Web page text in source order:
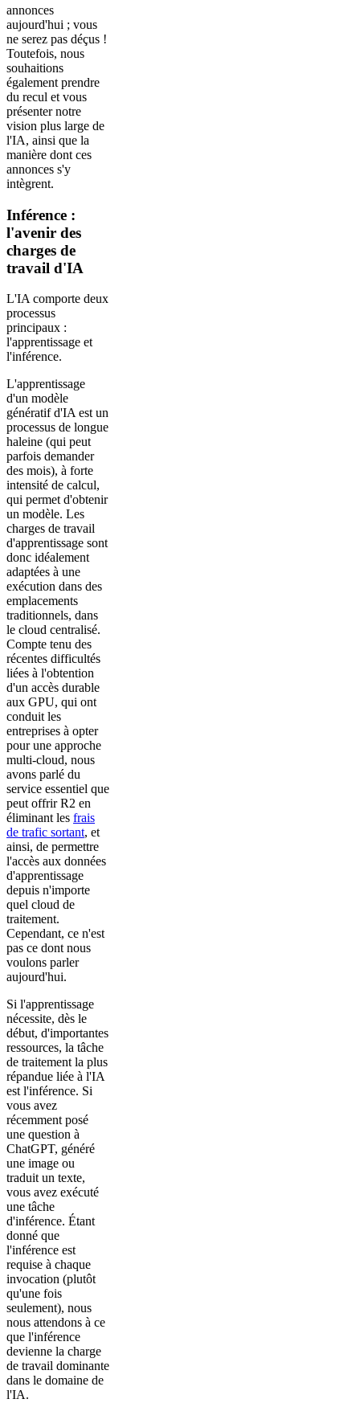
annonces
aujourd'hui ; vous
ne serez pas déçus !
Toutefois, nous
souhaitions
également prendre
du recul et vous
présenter notre
vision plus large de
l'IA, ainsi que la
manière dont ces
annonces s'y
intègrent.
Inférence :
l'avenir des
charges de
travail d'IA
L'IA comporte deux
processus
principaux :
l'apprentissage et
l'inférence.
L'apprentissage
d'un modèle
génératif d'IA est un
processus de longue
haleine (qui peut
parfois demander
des mois), à forte
intensité de calcul,
qui permet d'obtenir
un modèle. Les
charges de travail
d'apprentissage sont
donc idéalement
adaptées à une
exécution dans des
emplacements
traditionnels, dans
le cloud centralisé.
Compte tenu des
récentes difficultés
liées à l'obtention
d'un accès durable
aux GPU, qui ont
conduit les
entreprises à opter
pour une approche
multi-cloud, nous
avons parlé du
service essentiel que
peut offrir R2 en
éliminant les frais
de trafic sortant, et
ainsi, de permettre
l'accès aux données
d'apprentissage
depuis n'importe
quel cloud de
traitement.
Cependant, ce n'est
pas ce dont nous
voulons parler
aujourd'hui.
Si l'apprentissage
nécessite, dès le
début, d'importantes
ressources, la tâche
de traitement la plus
répandue liée à l'IA
est l'inférence. Si
vous avez
récemment posé
une question à
ChatGPT, généré
une image ou
traduit un texte,
vous avez exécuté
une tâche
d'inférence. Étant
donné que
l'inférence est
requise à chaque
invocation (plutôt
qu'une fois
seulement), nous
nous attendons à ce
que l'inférence
devienne la charge
de travail dominante
dans le domaine de
l'IA.